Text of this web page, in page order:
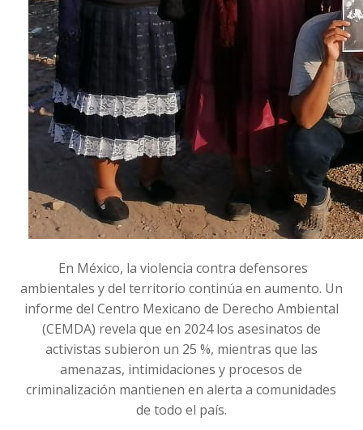
En México, la violencia contra defensores
ambientales y del territorio continúa en aumento. Un
informe del Centro Mexicano de Derecho Ambiental
(CEMDA) revela que en 2024 los asesinatos de
activistas subieron un 25 %, mientras que las
amenazas, intimidaciones y procesos de
criminalización mantienen en alerta a comunidades
de todo el país.